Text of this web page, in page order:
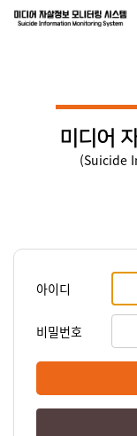
미디어
(Suicide
아이디
비밀번호